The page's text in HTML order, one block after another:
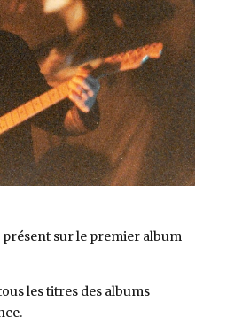
présent sur le premier album
les titres des albums